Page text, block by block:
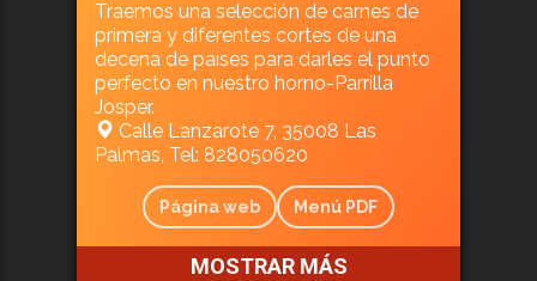
Traemos una selección de carnes de
primera y diferentes cortes de una
decena de países para darles el punto
perfecto en nuestro horno-Parrilla
Josper.
Calle Lanzarote 7, 35008 Las
Palmas, Tel: 828050620
Página web Menú PDF
MOSTRAR MÁS